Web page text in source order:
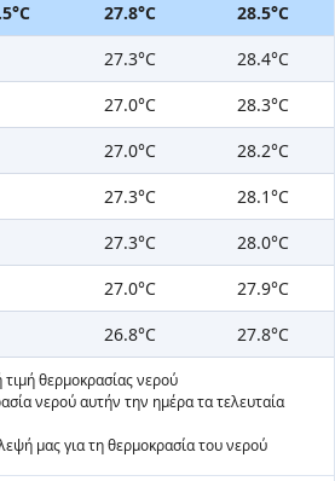
27.8°C
28.5°C
27.3°C
28.4°C
27.0°C
28.3°C
27.0°C
28.2°C
27.3°C
28.1°C
27.3°C
28.0°C
27.0°C
27.9°C
26.8°C 27.8°C
θερμοκρασίας νερού
νερού αυτήν την ημέρα τα τελευταία
μας για τη θερμοκρασία του νερού